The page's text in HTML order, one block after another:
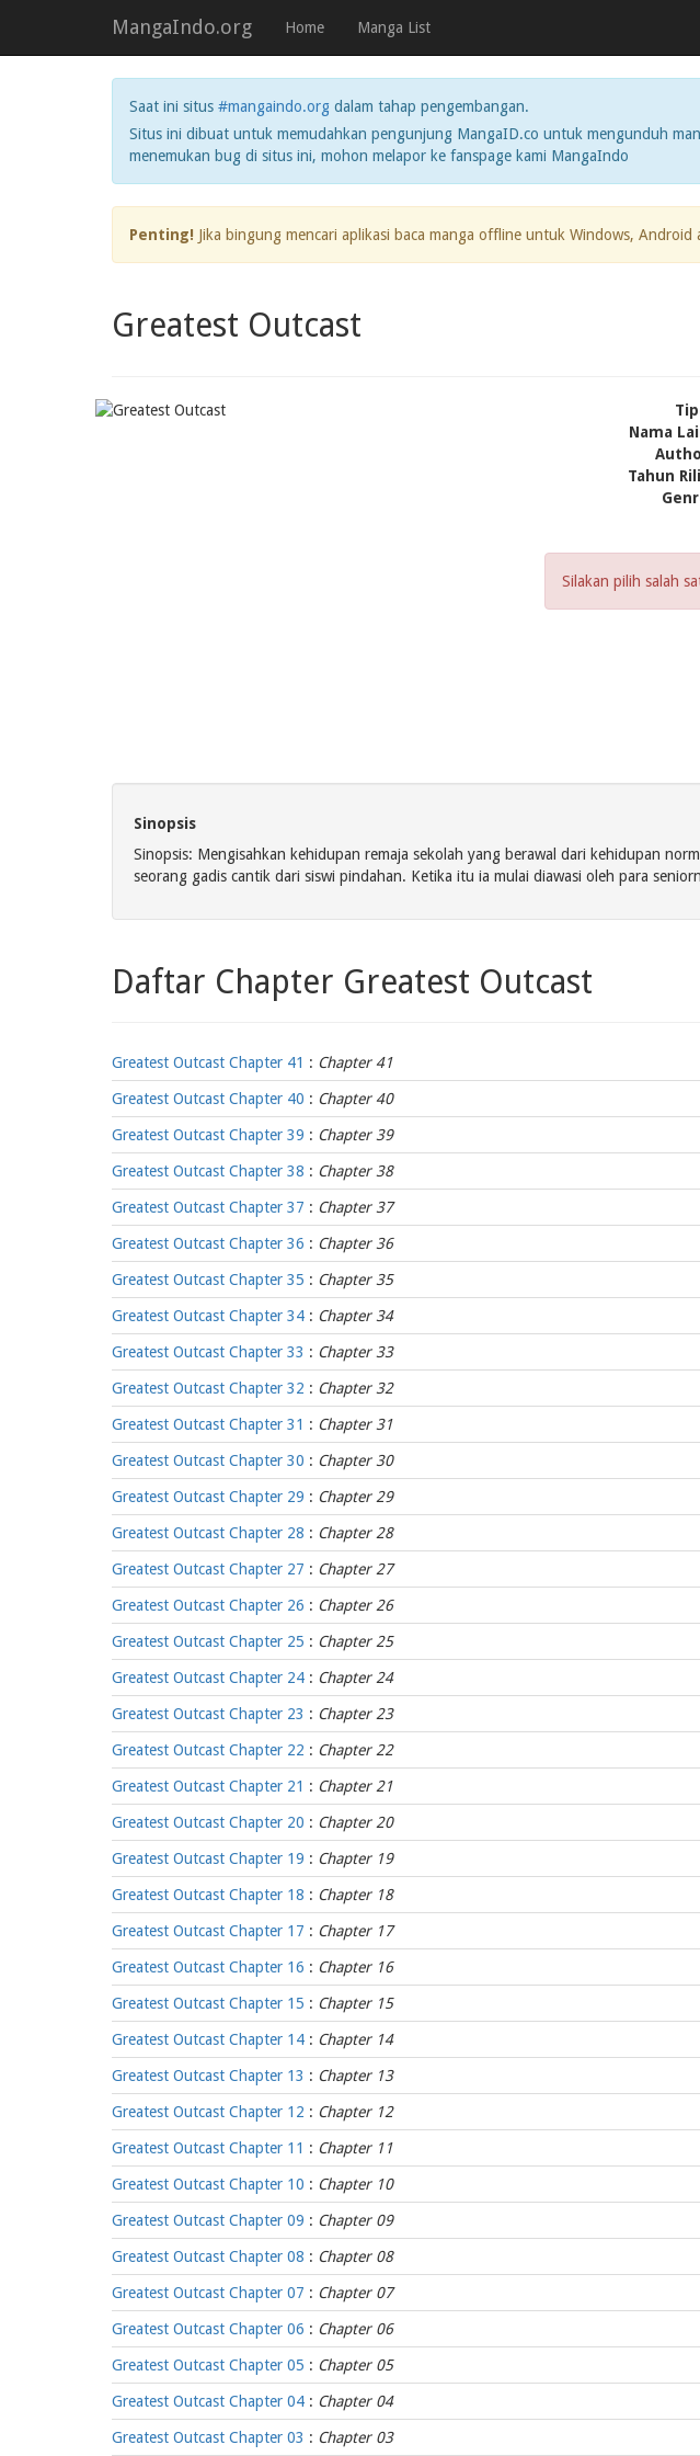
MangaIndo.org Home Manga List
Saat ini situs #mangaindo.org dalam tahap pengembangan.
Situs ini dibuat untuk memudahkan pengunjung MangaID.co untuk mengunduh
menemukan bug di situs ini, mohon melapor ke fanspage kami MangaIndo
Penting! Jika bingung mencari aplikasi baca manga offline untuk Windows, Android
Greatest Outcast
Nama
Tahun
Silakan pilih salah
Sinopsis
Sinopsis: Mengisahkan kehidupan remaja sekolah yang berawal dari kehidupan
seorang gadis cantik dari siswi pindahan. Ketika itu ia mulai diawasi oleh para
Daftar Chapter Greatest Outcast
Greatest Outcast Chapter 41 : Chapter 41
Greatest Outcast Chapter 40 : Chapter 40
Greatest Outcast Chapter 39 : Chapter 39
Greatest Outcast Chapter 38 : Chapter 38
Greatest Outcast Chapter 37 : Chapter 37
Greatest Outcast Chapter 36 : Chapter 36
Greatest Outcast Chapter 35 : Chapter 35
Greatest Outcast Chapter 34 : Chapter 34
Greatest Outcast Chapter 33 : Chapter 33
Greatest Outcast Chapter 32 : Chapter 32
Greatest Outcast Chapter 31 : Chapter 31
Greatest Outcast Chapter 30 : Chapter 30
Greatest Outcast Chapter 29 : Chapter 29
Greatest Outcast Chapter 28 : Chapter 28
Greatest Outcast Chapter 27 : Chapter 27
Greatest Outcast Chapter 26 : Chapter 26
Greatest Outcast Chapter 25 : Chapter 25
Greatest Outcast Chapter 24 : Chapter 24
Greatest Outcast Chapter 23 : Chapter 23
Greatest Outcast Chapter 22 : Chapter 22
Greatest Outcast Chapter 21 : Chapter 21
Greatest Outcast Chapter 20 : Chapter 20
Greatest Outcast Chapter 19 : Chapter 19
Greatest Outcast Chapter 18 : Chapter 18
Greatest Outcast Chapter 17 : Chapter 17
Greatest Outcast Chapter 16 : Chapter 16
Greatest Outcast Chapter 15 : Chapter 15
Greatest Outcast Chapter 14 : Chapter 14
Greatest Outcast Chapter 13 : Chapter 13
Greatest Outcast Chapter 12 : Chapter 12
Greatest Outcast Chapter 11 : Chapter 11
Greatest Outcast Chapter 10 : Chapter 10
Greatest Outcast Chapter 09 : Chapter 09
Greatest Outcast Chapter 08 : Chapter 08
Greatest Outcast Chapter 07 : Chapter 07
Greatest Outcast Chapter 06 : Chapter 06
Greatest Outcast Chapter 05 : Chapter 05
Greatest Outcast Chapter 04 : Chapter 04
Greatest Outcast Chapter 03 : Chapter 03